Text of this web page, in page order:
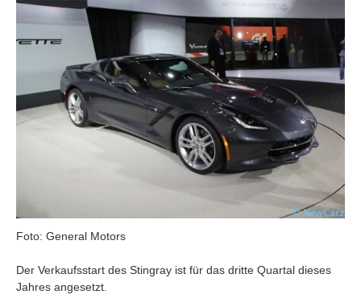
Foto: General Motors
Der Verkaufsstart des Stingray ist für das dritte Quartal dieses
Jahres angesetzt.